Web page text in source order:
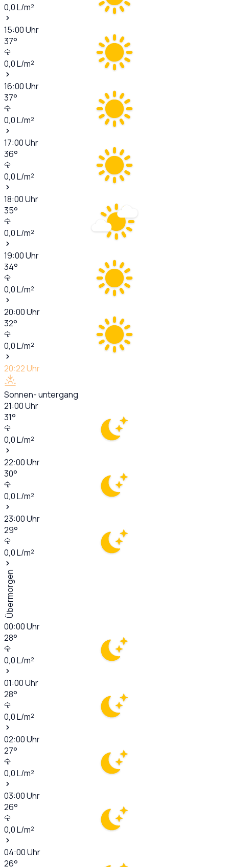
0,0L/m²
15:00Uhr
37°
0,0L/m²
16:00Uhr
37°
0,0L/m²
17:00Uhr
36°
0,0L/m²
18:00Uhr
35°
0,0L/m²
19:00Uhr
34°
0,0L/m²
20:00Uhr
32°
0,0L/m²
20:22Uhr
Sonnen- untergang
21:00Uhr
31°
0,0L/m²
22:00Uhr
30°
0,0L/m²
23:00Uhr
29°
0,0L/m²
Übermorgen
00:00Uhr
28°
0,0L/m²
01:00Uhr
28°
0,0L/m²
02:00Uhr
27°
0,0L/m²
03:00Uhr
26°
0,0L/m²
04:00Uhr
26°